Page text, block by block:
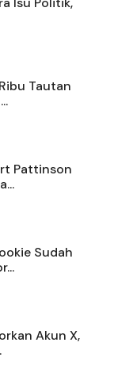
Tautan
Pattinson
Sudah
Akun X,